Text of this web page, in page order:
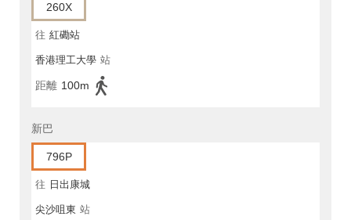
260X
往 紅磡站
香港理工大學 站
距離 100m
新巴
796P
往 日出康城
尖沙咀東 站